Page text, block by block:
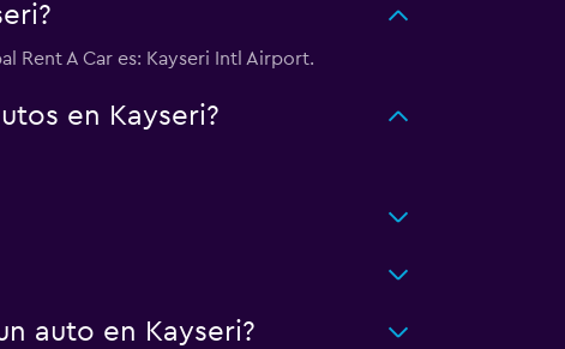
Rent A Car es: Kayseri Intl Airport.
en Kayseri?
auto en Kayseri?